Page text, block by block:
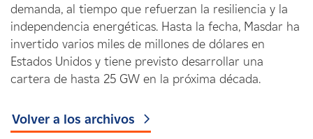
demanda, al tiempo que refuerzan la resiliencia y la
independencia energéticas. Hasta la fecha, Masdar ha
invertido varios miles de millones de dólares en
Estados Unidos y tiene previsto desarrollar una
cartera de hasta 25 GW en la próxima década.
Volver a los archivos